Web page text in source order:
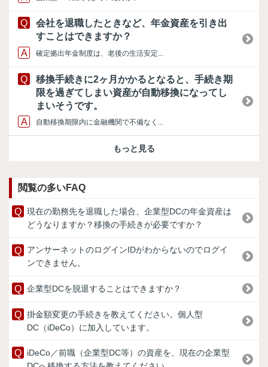
会社を退職したときなど、年金資産を引き出
すことはできますか？
確定拠出年金制度は、老後の生活安定...
移換手続きに2ヶ月かかるとなると、手続き期
限を過ぎてしまい資産が自動移換になってし
まいそうです。
自動移換期限内に金融機関で不備なく...
もっと見る
閲覧の多いFAQ
現在の勤務先を退職した場合、企業型DCの年金資産は
どうなりますか？移換の手続きが必要ですか？
アンサーネットのログインIDがわからないのでログイ
ンできません。
企業型DCを脱退することはできますか？
掛金額変更の手続きを教えてください。個人型
DC（iDeCo）に加入しています。
iDeCo／前職（企業型DC等）の資産を、現在の企業型